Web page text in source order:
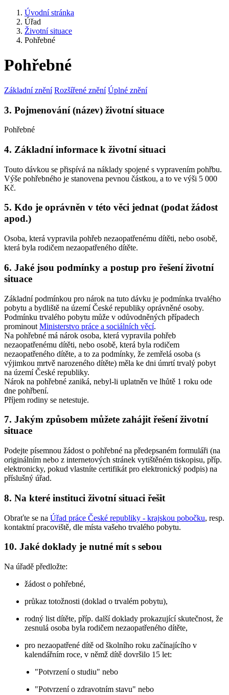
Úvodní stránka
Úřad
Životní situace
Pohřebné
Pohřebné
Základní znění Rozšířené znění Úplné znění
3. Pojmenování (název) životní situace
Pohřebné
4. Základní informace k životní situaci
Touto dávkou se přispívá na náklady spojené s vypravením pohřbu.
Výše pohřebného je stanovena pevnou částkou, a to ve výši 5 000
Kč.
5. Kdo je oprávněn v této věci jednat (podat žádost
apod.)
Osoba, která vypravila pohřeb nezaopatřenému dítěti, nebo osobě,
která byla rodičem nezaopatřeného dítěte.
6. Jaké jsou podmínky a postup pro řešení životní
situace
Základní podmínkou pro nárok na tuto dávku je podmínka trvalého
pobytu a bydliště na území České republiky oprávněné osoby.
Podmínku trvalého pobytu může v odůvodněných případech
prominout Ministerstvo práce a sociálních věcí.
Na pohřebné má nárok osoba, která vypravila pohřeb
nezaopatřenému dítěti, nebo osobě, která byla rodičem
nezaopatřeného dítěte, a to za podmínky, že zemřelá osoba (s
výjimkou mrtvě narozeného dítěte) měla ke dni úmrtí trvalý pobyt
na území České republiky.
Nárok na pohřebné zaniká, nebyl-li uplatněn ve lhůtě 1 roku ode
dne pohřbení.
Příjem rodiny se netestuje.
7. Jakým způsobem můžete zahájit řešení životní
situace
Podejte písemnou žádost o pohřebné na předepsaném formuláři (na
originálním nebo z internetových stránek vytištěném tiskopisu, příp.
elektronicky, pokud vlastníte certifikát pro elektronický podpis) na
příslušný úřad.
8. Na které instituci životní situaci řešit
Obraťte se na Úřad práce České republiky - krajskou pobočku, resp.
kontaktní pracoviště, dle místa vašeho trvalého pobytu.
10. Jaké doklady je nutné mít s sebou
Na úřadě předložte:
žádost o pohřebné,
průkaz totožnosti (doklad o trvalém pobytu),
rodný list dítěte, příp. další doklady prokazující skutečnost, že
zesnulá osoba byla rodičem nezaopatřeného dítěte,
pro nezaopatřené dítě od školního roku začínajícího v
kalendářním roce, v němž dítě dovršilo 15 let:
"Potvrzení o studiu" nebo
"Potvrzení o zdravotním stavu" nebo